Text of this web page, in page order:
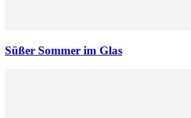
Süßer Sommer im Glas